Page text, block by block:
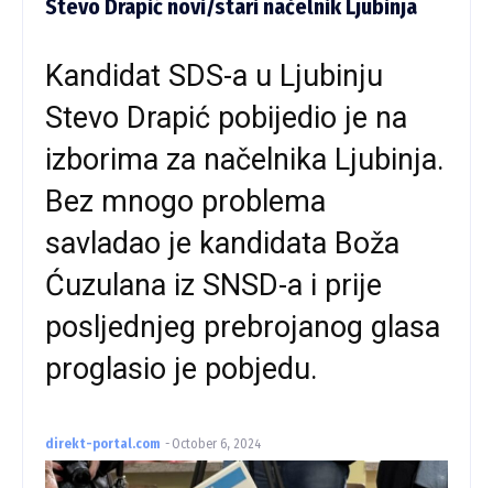
Stevo Drapić novi/stari načelnik Ljubinja
Kandidat SDS-a u Ljubinju
Stevo Drapić pobijedio je na
izborima za načelnika Ljubinja.
Bez mnogo problema
savladao je kandidata Boža
Ćuzulana iz SNSD-a i prije
posljednjeg prebrojanog glasa
proglasio je pobjedu.
direkt-portal.com - October 6, 2024